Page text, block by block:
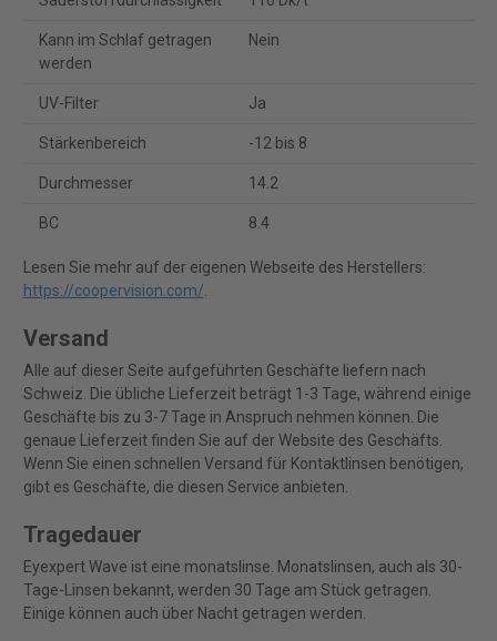
Kann im Schlaf getragen
werden
Nein
UV-Filter Ja
Stärkenbereich -12 bis 8
Durchmesser 14.2
BC 8.4
Lesen Sie mehr auf der eigenen Webseite des Herstellers:
https://coopervision.com/.
Versand
Alle auf dieser Seite aufgeführten Geschäfte liefern nach
Schweiz. Die übliche Lieferzeit beträgt 1-3 Tage, während einige
Geschäfte bis zu 3-7 Tage in Anspruch nehmen können. Die
genaue Lieferzeit finden Sie auf der Website des Geschäfts.
Wenn Sie einen schnellen Versand für Kontaktlinsen benötigen,
gibt es Geschäfte, die diesen Service anbieten.
Tragedauer
Eyexpert Wave ist eine monatslinse. Monatslinsen, auch als 30-
Tage-Linsen bekannt, werden 30 Tage am Stück getragen.
Einige können auch über Nacht getragen werden.